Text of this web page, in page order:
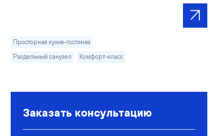
Просторная кухня-гостиная
Раздельный санузел
Комфорт-класс
Заказать консультацию